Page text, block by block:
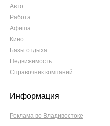
Авто
Работа
Афиша
Кино
Базы отдыха
Недвижимость
Справочник компаний
Информация
Реклама во Владивостоке